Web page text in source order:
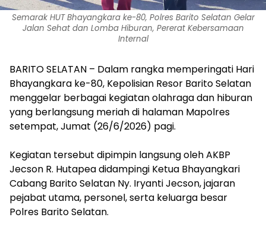
Semarak HUT Bhayangkara ke-80, Polres Barito Selatan Gelar
Jalan Sehat dan Lomba Hiburan, Pererat Kebersamaan
Internal
BARITO SELATAN – Dalam rangka memperingati Hari
Bhayangkara ke-80, Kepolisian Resor Barito Selatan
menggelar berbagai kegiatan olahraga dan hiburan
yang berlangsung meriah di halaman Mapolres
setempat, Jumat (26/6/2026) pagi.
‎Kegiatan tersebut dipimpin langsung oleh AKBP
Jecson R. Hutapea didampingi Ketua Bhayangkari
Cabang Barito Selatan Ny. Iryanti Jecson, jajaran
pejabat utama, personel, serta keluarga besar
Polres Barito Selatan.